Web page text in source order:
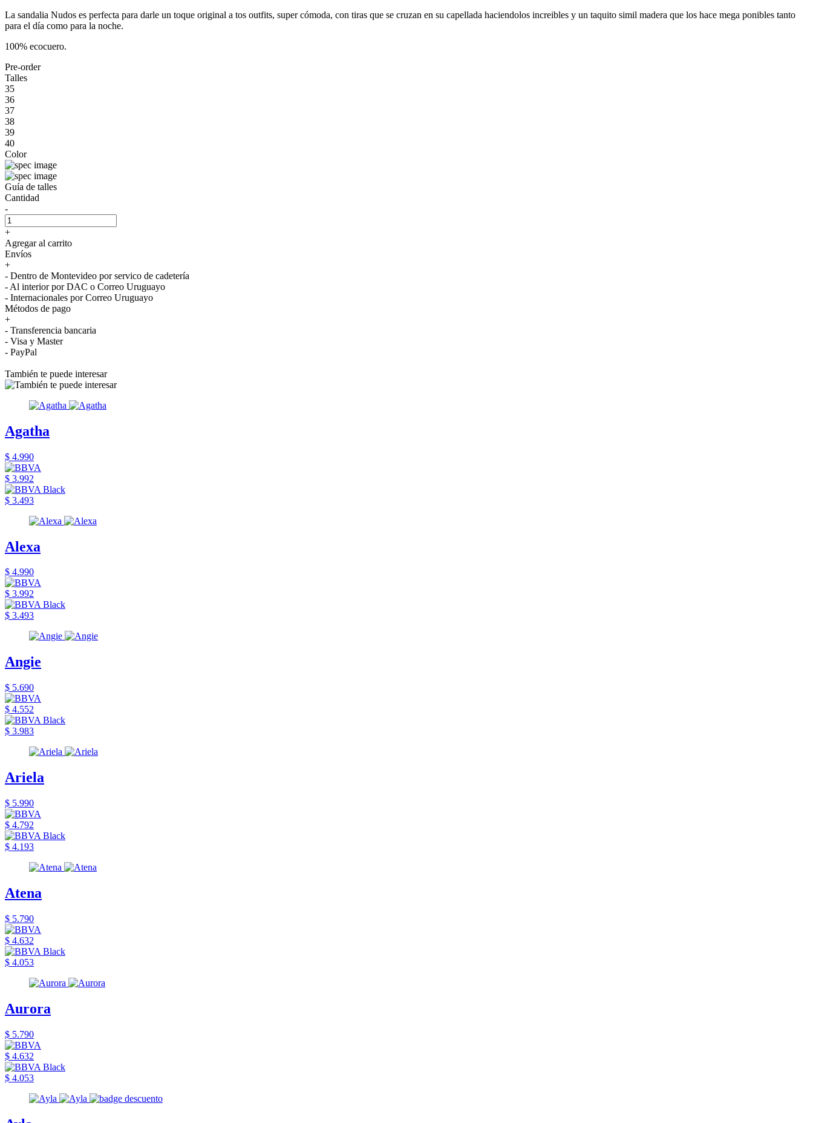
La sandalia Nudos es perfecta para darle un toque original a tos outfits, super cómoda, con tiras que se cruzan en su capellada haciendolos increibles y un taquito simil madera que los hace mega ponibles tanto
para el día como para la noche.
100% ecocuero.
Pre-order
Talles
35
36
37
38
39
40
Color
Guía de talles
Cantidad
-
+
Agregar al carrito
Envíos
+
- Dentro de Montevideo por servico de cadetería
- Al interior por DAC o Correo Uruguayo
- Internacionales por Correo Uruguayo
Métodos de pago
+
- Transferencia bancaria
- Visa y Master
- PayPal
También te puede interesar
Agatha
$ 4.990
$ 3.992
$ 3.493
Alexa
$ 4.990
$ 3.992
$ 3.493
Angie
$ 5.690
$ 4.552
$ 3.983
Ariela
$ 5.990
$ 4.792
$ 4.193
Atena
$ 5.790
$ 4.632
$ 4.053
Aurora
$ 5.790
$ 4.632
$ 4.053